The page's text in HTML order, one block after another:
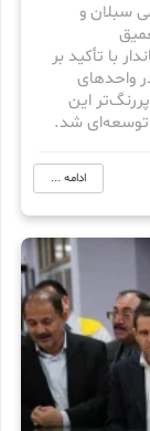
سبلان و
با تأکید بر
واحدهای
این
توسعه‌ای شد.
ادامه ...